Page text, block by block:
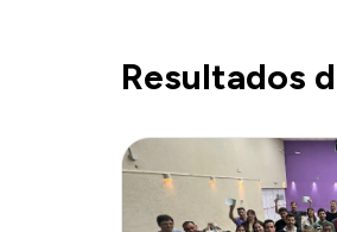
Resultados